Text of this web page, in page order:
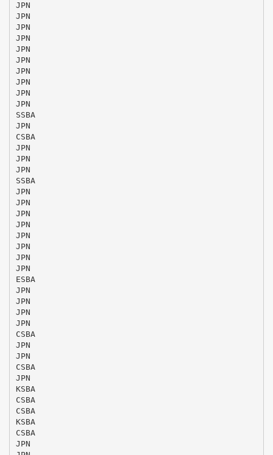
JPN
JPN
JPN
JPN
JPN
JPN
JPN
JPN
JPN
JPN
SSBA
JPN
CSBA
JPN
JPN
JPN
SSBA
JPN
JPN
JPN
JPN
JPN
JPN
JPN
JPN
ESBA
JPN
JPN
JPN
JPN
CSBA
JPN
JPN
CSBA
JPN
KSBA
CSBA
CSBA
KSBA
CSBA
JPN